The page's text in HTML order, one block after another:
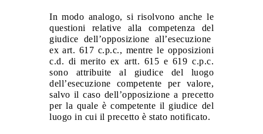
In modo analogo, si risolvono anche le
questioni relative alla competenza del
giudice dell’opposizione all’esecuzione
ex art. 617 c.p.c., mentre le opposizioni
c.d. di merito ex artt. 615 e 619 c.p.c.
sono attribuite al giudice del luogo
dell’esecuzione competente per valore,
salvo il caso dell’opposizione a precetto
per la quale è competente il giudice del
luogo in cui il precetto è stato notificato.